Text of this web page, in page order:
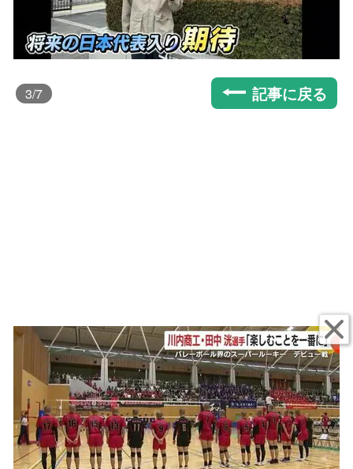
3/7 記事に戻る